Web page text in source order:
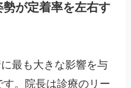
が定着率を左右す
最も大きな影響を与
す。院長は診療のリー